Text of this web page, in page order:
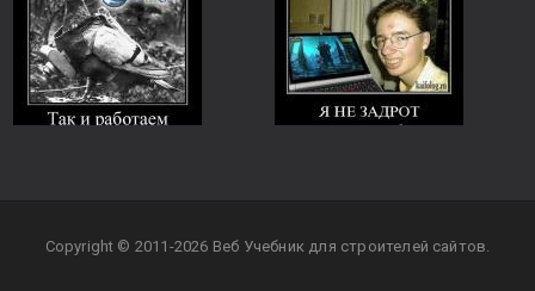
Copyright © 2011-2026 Веб Учебник для строителей сайтов.